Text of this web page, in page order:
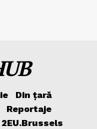
Din țară
Reportaje
2EU.Brussels